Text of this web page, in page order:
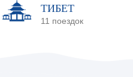
ТИБЕТ
11 поездок